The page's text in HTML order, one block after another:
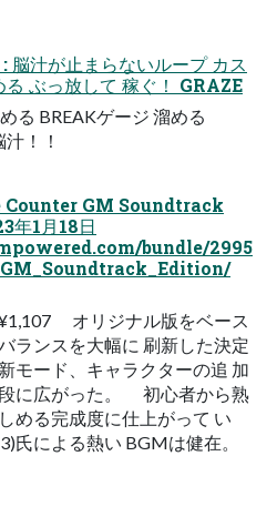
脳汁が⽌まらないループ カス
る ぶっ放して 稼ぐ！ GRAZE
る BREAKゲージ 溜める
！！
Counter GM Soundtrack
年1月18日
bundle/2995
オリジナル版をベース
ランスを大幅に 刷新した決定
モード、キャラクターの追 加
に広がった。 初心者から熟
める完成度に仕上がって い
による熱い BGMは健在。